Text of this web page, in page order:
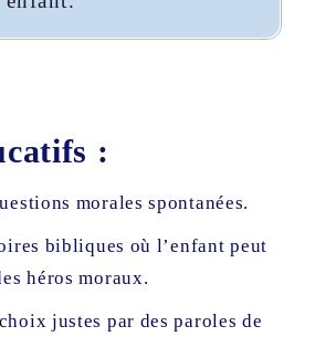
:
morales spontanées.
bibliques où l’enfant peut
héros moraux.
justes par des paroles de